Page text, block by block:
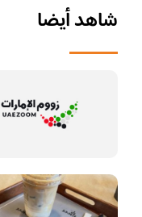
شاهد أيضا